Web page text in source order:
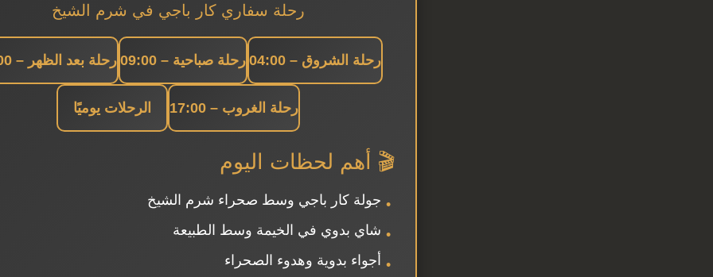
رحلة سفاري كار باجي في شرم الشيخ
رحلة الشروق – 04:00 رحلة صباحية – 09:00 رحلة بعد الظهر – 15:00
رحلة الغروب – 17:00 الرحلات يوميًا
🎬 أهم لحظات اليوم
• جولة كار باجي وسط صحراء شرم الشيخ
• شاي بدوي في الخيمة وسط الطبيعة
• أجواء بدوية وهدوء الصحراء